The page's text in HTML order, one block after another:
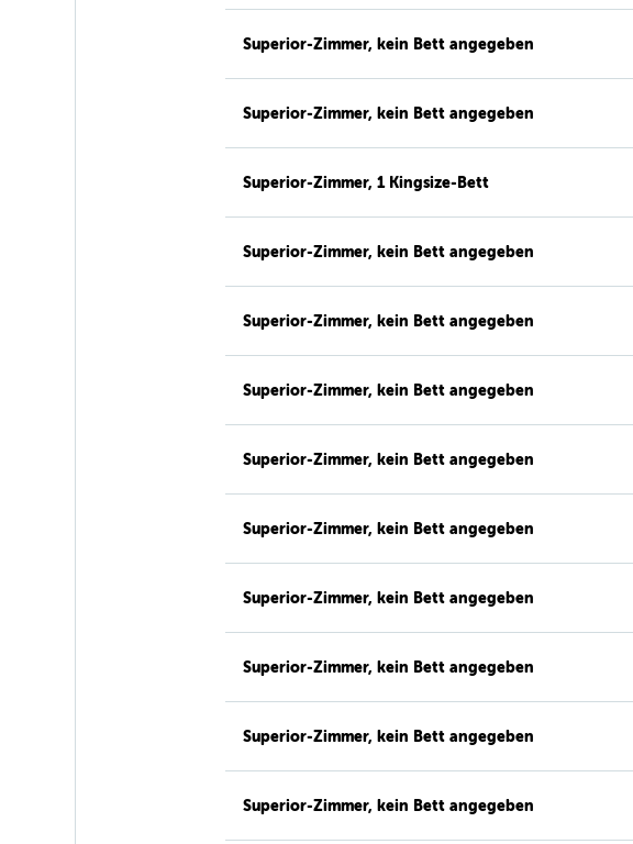
Superior-Zimmer, kein Bett angegeben
Superior-Zimmer, kein Bett angegeben
Superior-Zimmer, 1 Kingsize-Bett
Superior-Zimmer, kein Bett angegeben
Superior-Zimmer, kein Bett angegeben
Superior-Zimmer, kein Bett angegeben
Superior-Zimmer, kein Bett angegeben
Superior-Zimmer, kein Bett angegeben
Superior-Zimmer, kein Bett angegeben
Superior-Zimmer, kein Bett angegeben
Superior-Zimmer, kein Bett angegeben
Superior-Zimmer, kein Bett angegeben